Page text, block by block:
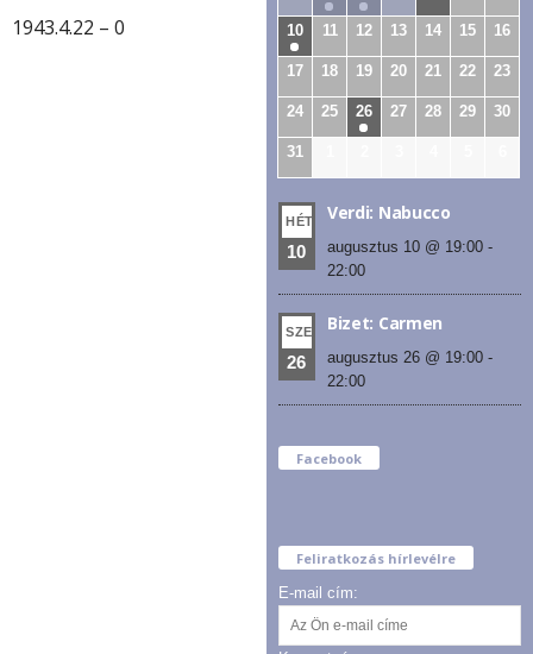
1943.4.22 – 0 10 11 12 13 14 15 16
17 18 19 20 21 22 23
24 25 26 27 28 29 30
31
HÉT
10
Verdi: Nabucco
augusztus 10 @ 19:00-
22:00
SZE
26
Bizet: Carmen
augusztus 26 @ 19:00-
22:00
Facebook
Feliratkozás hírlevélre
E-mail cím: